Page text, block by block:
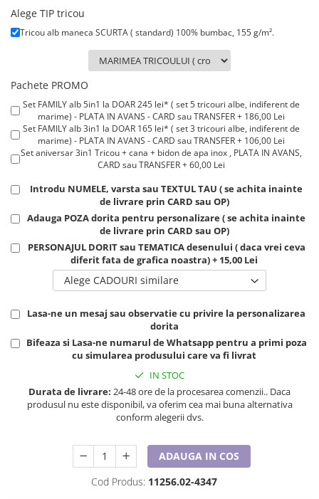
Fashion
Pijamale de CRACIUN
Pijamale de barbati
Halate si capoate
Pijamale
WINTER Collection
Halate si pijamale Family
Incaltaminte
Umbrele
Pijamale de copii
Pijamale BIG SIZE femei
Cadouri ocazii speciale
Tricouri de craciun
Tricouri de cuplu Valentine's Day
Valentine's Day
Cadouri pentru Nasi si Fini
Cadouri pentru Mama
Cadouri pentru profesori sau absolventi
Cadouri de Paște
Cadouri Traditionale Romanesti
Alege TIP tricou
Tricou alb maneca SCURTA ( standard) 100% bumbac, 155 g/m².
Pachete PROMO
Set FAMILY alb 5in1 la DOAR 245 lei* ( set 5 tricouri albe, indiferent de
marime) - PLATA IN AVANS - CARD sau TRANSFER + 186,00 Lei
Set FAMILY alb 3in1 la DOAR 165 lei* ( set 3 tricouri albe, indiferent de
marime) - PLATA IN AVANS - CARD sau TRANSFER + 106,00 Lei
Set aniversar 3in1 Tricou + cana + bidon de apa inox , PLATA IN AVANS,
CARD sau TRANSFER + 60,00 Lei
Introdu NUMELE, varsta sau TEXTUL TAU ( se achita inainte
de livrare prin CARD sau OP)
Adauga POZA dorita pentru personalizare ( se achita inainte
de livrare prin CARD sau OP)
PERSONAJUL DORIT sau TEMATICA desenului ( daca vrei ceva
diferit fata de grafica noastra) + 15,00 Lei
Alege CADOURI similare
Lasa-ne un mesaj sau observatie cu privire la personalizarea
dorita
Bifeaza si Lasa-ne numarul de Whatsapp pentru a primi poza
cu simularea produsului care va fi livrat
IN STOC
Durata de livrare: 24-48 ore de la procesarea comenzii.. Daca
produsul nu este disponibil, va oferim cea mai buna alternativa
conform alegerii dvs.
ADAUGA IN COS
Cod Produs: 11256.02-4347